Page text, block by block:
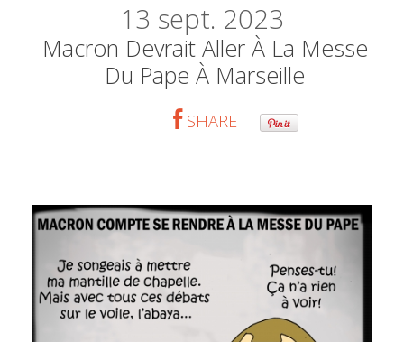
13 sept. 2023
Macron Devrait Aller À La Messe
Du Pape À Marseille
SHARE